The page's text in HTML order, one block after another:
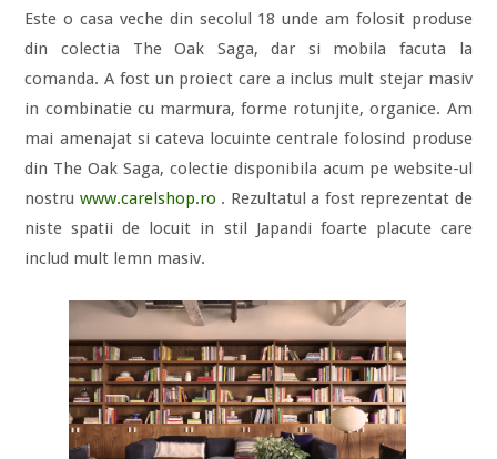
Este o casa veche din secolul 18 unde am folosit produse
din colectia The Oak Saga, dar si mobila facuta la
comanda. A fost un proiect care a inclus mult stejar masiv
in combinatie cu marmura, forme rotunjite, organice. Am
mai amenajat si cateva locuinte centrale folosind produse
din The Oak Saga, colectie disponibila acum pe website-ul
nostru www.carelshop.ro . Rezultatul a fost reprezentat de
niste spatii de locuit in stil Japandi foarte placute care
includ mult lemn masiv.